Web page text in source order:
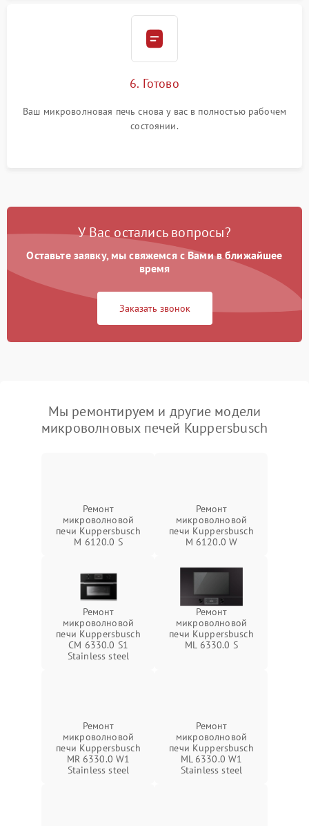
6. Готово
Ваш микроволновая печь снова у вас в полностью рабочем
состоянии.
У Вас остались вопросы?
Оставьте заявку, мы свяжемся с Вами в ближайшее
время
Заказать звонок
Мы ремонтируем и другие модели
микроволновых печей Kuppersbusch
Ремонт
микроволновой
печи Kuppersbusch
M 6120.0 S
Ремонт
микроволновой
печи Kuppersbusch
M 6120.0 W
Ремонт
микроволновой
печи Kuppersbusch
CM 6330.0 S1
Stainless steel
Ремонт
микроволновой
печи Kuppersbusch
ML 6330.0 S
Ремонт
микроволновой
печи Kuppersbusch
MR 6330.0 W1
Stainless steel
Ремонт
микроволновой
печи Kuppersbusch
ML 6330.0 W1
Stainless steel